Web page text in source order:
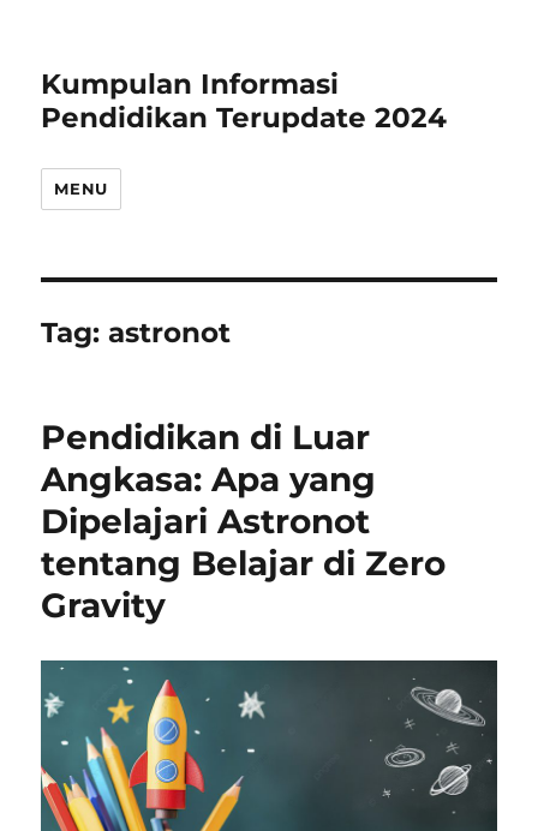
Kumpulan Informasi
Pendidikan Terupdate 2024
MENU
Tag:astronot
Pendidikan di Luar
Angkasa: Apa yang
Dipelajari Astronot
tentang Belajar di Zero
Gravity